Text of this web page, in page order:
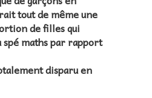
tout de même une
de filles qui
maths par rapport
disparu en